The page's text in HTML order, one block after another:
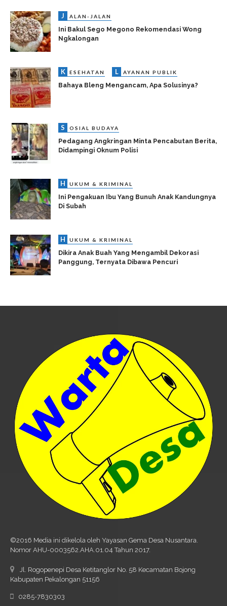
J ALAN-JALAN
Ini Bakul Sego Megono Rekomendasi Wong
Ngkalongan
K ESEHATAN L AYANAN PUBLIK
Bahaya Bleng Mengancam, Apa Solusinya?
S OSIAL BUDAYA
Pedagang Angkringan Minta Pencabutan Berita,
Didampingi Oknum Polisi
H UKUM & KRIMINAL
Ini Pengakuan Ibu Yang Bunuh Anak Kandungnya
Di Subah
H UKUM & KRIMINAL
Dikira Anak Buah Yang Mengambil Dekorasi
Panggung, Ternyata Dibawa Pencuri
©2016 Media ini dikelola oleh Yayasan Gema Desa Nusantara.
Nomor AHU-0003562.AHA.01.04 Tahun 2017.
Jl. Rogopenepi Desa Ketitanglor No. 58 Kecamatan Bojong
Kabupaten Pekalongan 51156
0285-7830303